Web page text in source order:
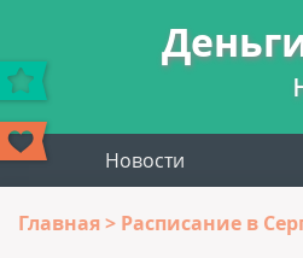
Новости
Главная Расписание в